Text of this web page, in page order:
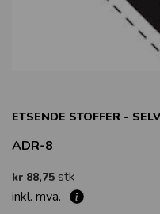
ETSENDE STOFFER -
ADR-8
kr 88,75 stk
inkl. mva.